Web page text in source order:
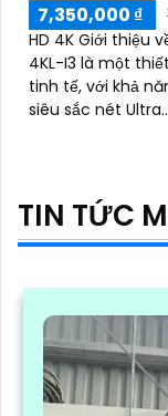
7,350,000 ₫
HD 4K Giới thiệu
4KL-I3 là một
tinh tế, với khả
siêu sắc nét
TIN TỨC